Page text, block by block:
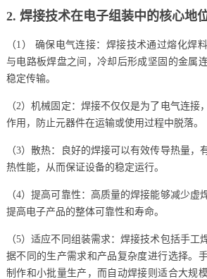
2. 焊接技术在电子组装中的核心地
（1） 确保电气连接：焊接技术通过熔化焊
与电路板焊盘之间，冷却后形成坚固的金属
稳定传输。
（2）机械固定：焊接不仅仅是为了电气连接
作用，防止元器件在运输或使用过程中脱落。
（3）散热：良好的焊接可以有效传导热量，
热性能，从而保证设备的稳定运行。
（4）提高可靠性：高质量的焊接能够减少虚
提高电子产品的整体可靠性和寿命。
（5）适应不同组装需求：焊接技术包括手工
据不同的生产需求和产品复杂度进行选择。
制作和小批量生产，而自动焊接则适合大规